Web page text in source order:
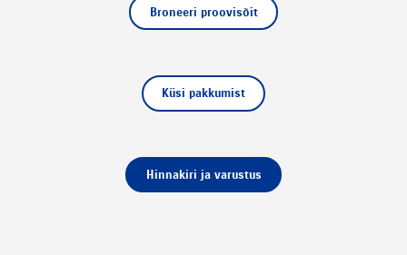
Broneeri proovisõit
Küsi pakkumist
Hinnakiri ja varustus